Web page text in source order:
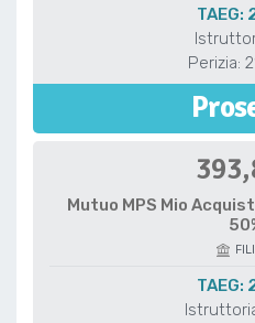
TAEG:
Perizia:
Mutuo MPS Mio
TAEG: